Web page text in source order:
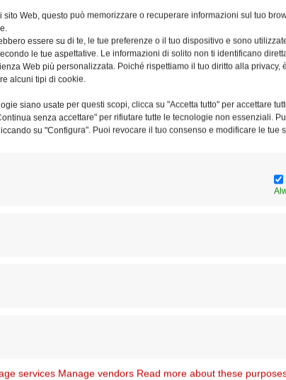
Web, questo può memorizzare o recuperare informazioni sul tuo
essere su di te, le tue preferenze o il tuo dispositivo e sono
le tue aspettative. Le informazioni di solito non ti identificano
Web più personalizzata. Poiché rispettiamo il tuo diritto alla privacy,
alcuni tipi di cookie.
siano usate per questi scopi, clicca su "Accetta tutto" per accettare
senza accettare" per rifiutare tutte le tecnologie non essenziali.
su "Configura". Puoi revocare il tuo consenso e modificare le tue
services Manage vendors Read more about these